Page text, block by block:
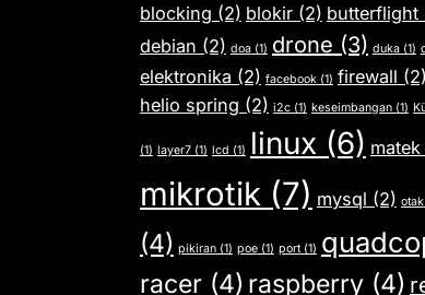
blocking (2) blokir(2) butterflight
debian (2) doa(1) drone (3) duka(1)
elektronika (2) facebook(1) firewall (2)
helio spring (2) i2c(1) keseimbangan(1)
(1) layer7(1) lcd (1) linux (6) matek
mikrotik (7) mysql (2) otak
(4) pikiran(1) poe(1) port(1)
racer(4) raspberry(4)